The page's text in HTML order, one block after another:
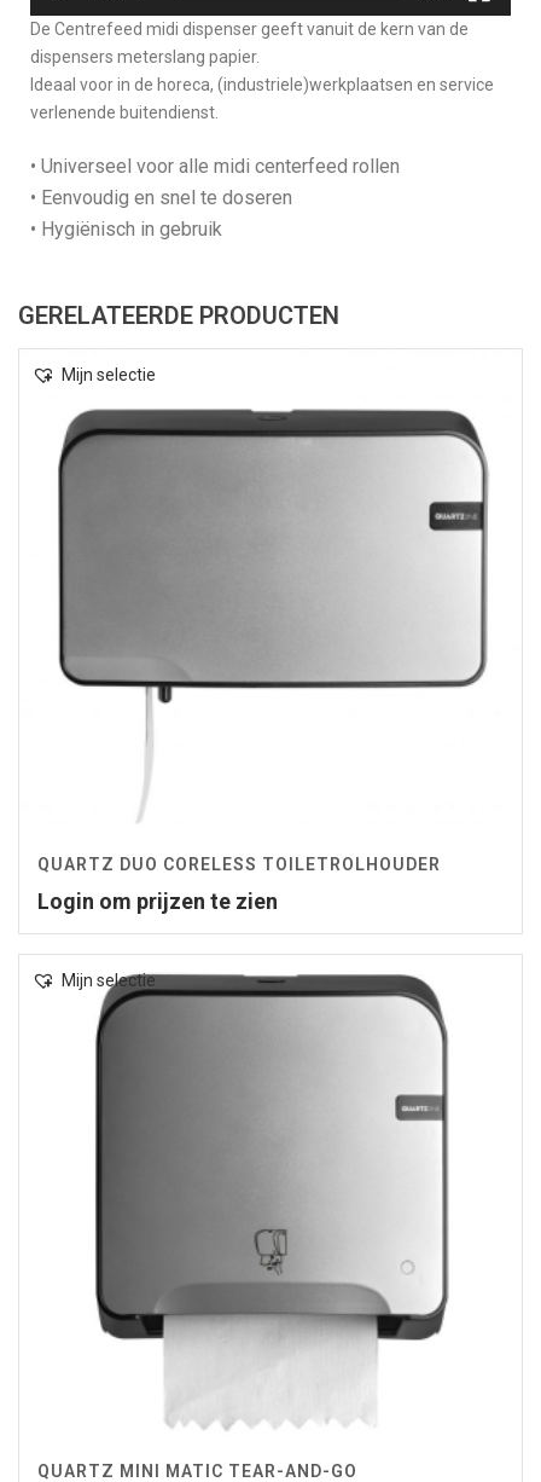
De Centrefeed midi dispenser geeft vanuit de kern van de
dispensers meterslang papier.
Ideaal voor in de horeca, (industriele)werkplaatsen en service
verlenende buitendienst.
• Universeel voor alle midi centerfeed rollen
• Eenvoudig en snel te doseren
• Hygiënisch in gebruik
GERELATEERDE PRODUCTEN
Mijn selectie
QUARTZ DUO CORELESS TOILETROLHOUDER
Login om prijzen te zien
Mijn selectie
QUARTZ MINI MATIC TEAR-AND-GO